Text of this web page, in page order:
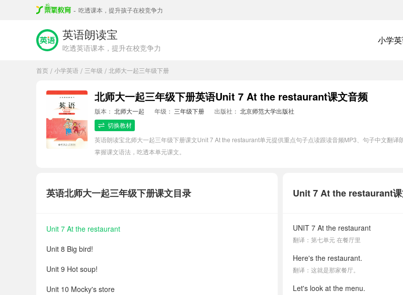
- 吃透课本，提升孩子在校竞争力
英语朗读宝
吃透英语课本，提升在校竞争力
小学
首页 / 小学英语 / 三年级 / 北师大一起三年级下册
北师大一起三年级下册英语Unit 7 At the restaurant课文音频
版本： 北师大一起 年级： 三年级下册 出版社： 北京师范大学出版社
切换教材
英语朗读宝北师大一起三年级下册课文Unit 7 At the restaurant单元提供重点句子点读跟读音频MP3、句子中文翻
掌握课文语法，吃透本单元课文。
Unit 7 At the restaurant课
UNIT 7 At the restaurant
翻译：第七单元 在餐厅里
Here's the restaurant.
翻译：这就是那家餐厅。
Let's look at the menu.
英语北师大一起三年级下册课文目录
Unit 7 At the restaurant
Unit 8 Big bird!
Unit 9 Hot soup!
Unit 10 Mocky's store